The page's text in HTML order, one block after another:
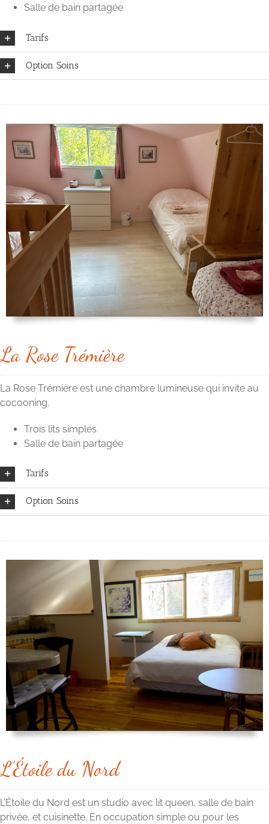
Salle de bain partagée
Tarifs
Option Soins
La Rose Trémière
La Rose Trémière est une chambre lumineuse qui invite au
cocooning.
Trois lits simples
Salle de bain partagée
Tarifs
Option Soins
L’Étoile du Nord
L’Étoile du Nord est un studio avec lit queen, salle de bain
privée, et cuisinette. En occupation simple ou pour les